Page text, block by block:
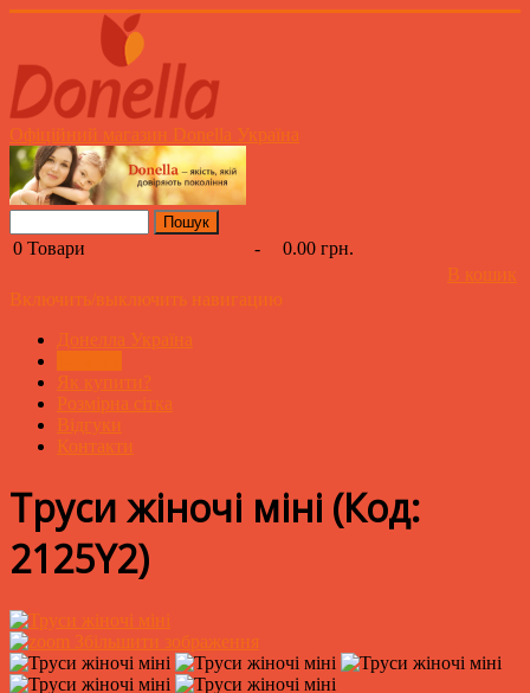
Офіційний магазин Donella Україна
0 Товари -
0.00 грн.
В кошик
Включить/выключить навигацию
Донелла Україна
Як купити?
Розмірна сітка
Відгуки
Контакти
Труси жіночі міні (Код:
2125Y2)
Збільшити зображення